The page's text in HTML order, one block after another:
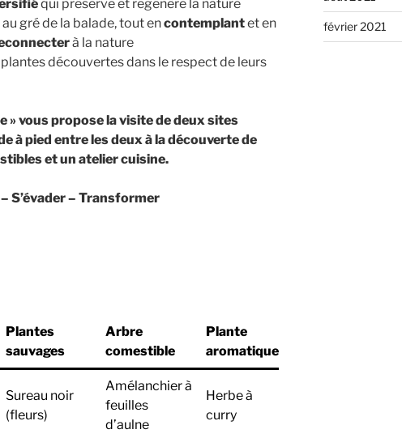
qui préserve et régénère la nature
gré de la balade, tout encontemplantet en
à la nature
découvertes dans le respect de leurs
» vous propose la visite de deux sites
à pied entre les deux à la découverte de
et un atelier cuisine.
S’évader– Transformer
Plantes
sauvages
Arbre
comestible
Plante
aromatique
Sureau noir
(fleurs)
Amélanchier à
feuilles
d’aulne
Herbe à
curry
février 2021